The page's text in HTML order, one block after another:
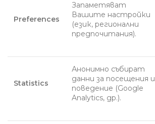
Preferences
Запаметяват
Вашите настройки
(език, регионални
предпочитания).
Statistics
Анонимно събират
данни за посещения и
поведение (Google
Analytics, др.).